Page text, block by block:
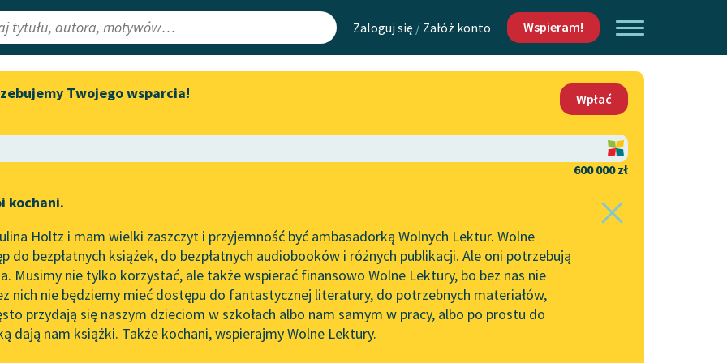
Zaloguj się / Załóż konto Wspieram!
Lektury
redakcyjne
Aktualności
Zapraszamy na spotkanie
literatury skandynawskiej
Wolne Lektury na 32.
Pol’and’Rock Festivalu
„Kochanek Lady Chatterley”
do słuchania na Wolnych
Lekturach
Nowy audiobook – „Marzenie
Mapa Wolnych Lektur
Leśmianator
API
OAI-PMH
Widget Wolnych Lektur
Kontakt
O projekcie
Zasady wykorzystania
Wolnych Lektur
Logotypy
Materiały promocyjne
Twojego wsparcia!
Wpłać
600 000 zł
kochani.
Holtz i mam wielki zaszczyt i przyjemność być ambasadorką Wolnych Lektur. Wolne
do bezpłatnych książek, do bezpłatnych audiobooków i różnych publikacji. Ale oni potrzebują
Musimy nie tylko korzystać, ale także wspierać finansowo Wolne Lektury, bo bez nas nie
nich nie będziemy mieć dostępu do fantastycznej literatury, do potrzebnych materiałów,
przydają się naszym dzieciom w szkołach albo nam samym w pracy, albo po prostu do
dają nam książki. Także kochani, wspierajmy Wolne Lektury.
Jan Kochanowski✖